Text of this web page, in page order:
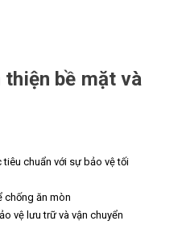
thiện bề mặt và
tiêu chuẩn với sự bảo vệ tối
chống ăn mòn
vệ lưu trữ và vận chuyển